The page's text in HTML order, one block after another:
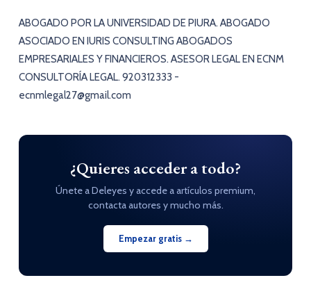
ABOGADO POR LA UNIVERSIDAD DE PIURA. ABOGADO
ASOCIADO EN IURIS CONSULTING ABOGADOS
EMPRESARIALES Y FINANCIEROS. ASESOR LEGAL EN ECNM
CONSULTORÍA LEGAL. 920312333 -
ecnmlegal27@gmail.com
¿Quieres acceder a todo?
Únete a Deleyes y accede a artículos premium,
contacta autores y mucho más.
Empezar gratis →